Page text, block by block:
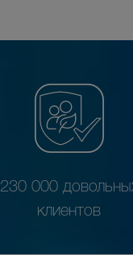
230 000
клиентов